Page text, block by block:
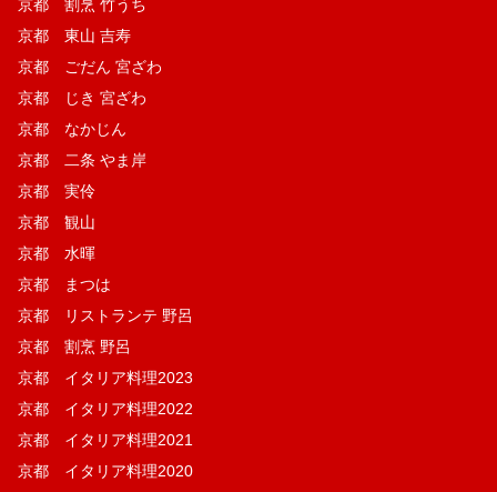
京都 割烹 竹うち
京都 東山 吉寿
京都 ごだん 宮ざわ
京都 じき 宮ざわ
京都 なかじん
京都 二条 やま岸
京都 実伶
京都 観山
京都 水暉
京都 まつは
京都 リストランテ 野呂
京都 割烹 野呂
京都 イタリア料理2023
京都 イタリア料理2022
京都 イタリア料理2021
京都 イタリア料理2020